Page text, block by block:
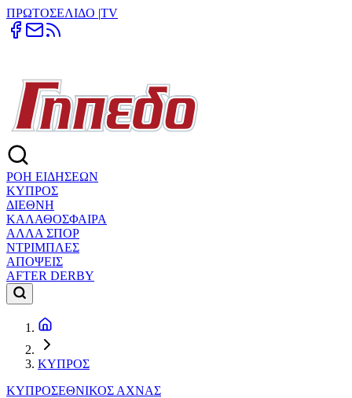
ΠΡΩΤΟΣΕΛΙΔΟ |TV
ΡΟΗ ΕΙΔΗΣΕΩΝ
ΚΥΠΡΟΣ
ΔΙΕΘΝΗ
ΚΑΛΑΘΟΣΦΑΙΡΑ
ΑΛΛΑ ΣΠΟΡ
ΝΤΡΙΜΠΛΕΣ
ΑΠΟΨΕΙΣ
AFTER DERBY
ΚΥΠΡΟΣ
ΚΥΠΡΟΣΕΘΝΙΚΟΣ ΑΧΝΑΣ